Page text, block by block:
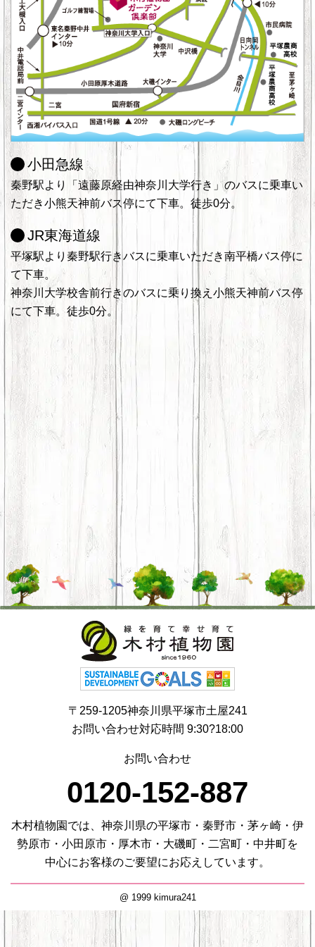
小田急線
秦野駅より「遠藤原経由神奈川大学行き」のバスに乗車い
ただき小熊天神前バス停にて下車。徒歩0分。
JR東海道線
平塚駅より秦野駅行きバスに乗車いただき南平橋バス停に
て下車。
神奈川大学校舎前行きのバスに乗り換え小熊天神前バス停
にて下車。徒歩0分。
〒259-1205神奈川県平塚市土屋241
お問い合わせ対応時間 9:30?18:00
お問い合わせ
0120-152-887
木村植物園では、神奈川県の平塚市・秦野市・茅ヶ崎・伊
勢原市・小田原市・厚木市・大磯町・二宮町・中井町を
中心にお客様のご要望にお応えしています。
@ 1999 kimura241